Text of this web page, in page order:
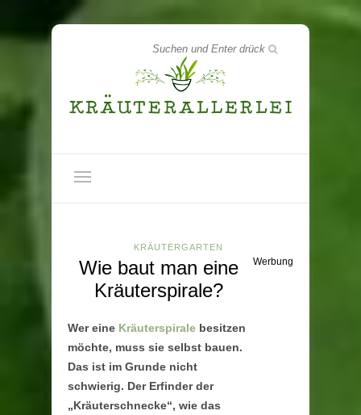
KRÄUTERGARTEN
Wie baut man eine
Kräuterspirale?
Werbung
Wer eine Kräuterspirale besitzen
möchte, muss sie selbst bauen.
Das ist im Grunde nicht
schwierig. Der Erfinder der
„Kräuterschnecke“, wie das